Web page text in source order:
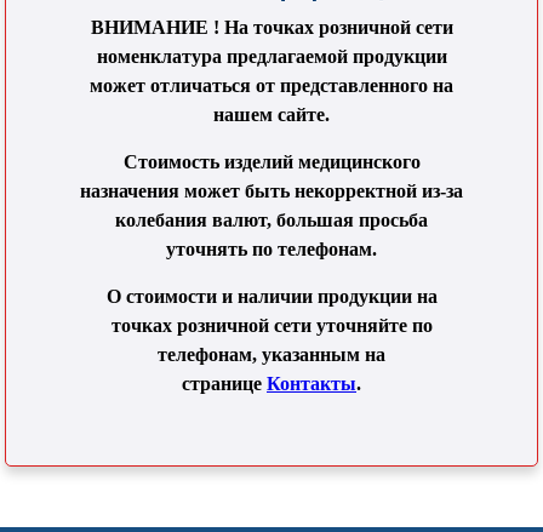
ВНИМАНИЕ ! На точках розничной сети
номенклатура предлагаемой продукции
может отличаться от представленного на
нашем сайте.
Стоимость изделий медицинского
назначения может быть некорректной из-за
колебания валют, большая просьба
уточнять по телефонам.
О стоимости и наличии продукции на
точках розничной сети уточняйте по
телефонам, указанным на
странице Контакты.